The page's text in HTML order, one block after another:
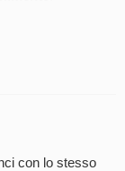
con lo stesso